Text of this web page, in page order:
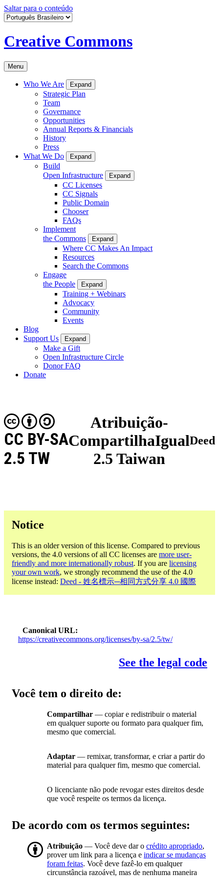
Saltar para o conteúdo
Creative Commons
Menu
Who We Are Expand
Strategic Plan
Team
Governance
Opportunities
Annual Reports & Financials
History
Press
What We Do
Expand
Build
Open Infrastructure
Expand
CC Licenses
CC Signals
Public Domain
Chooser
FAQs
Implement
the Commons
Expand
Where CC Makes An Impact
Resources
Search the Commons
Engage
the People
Expand
Training + Webinars
Advocacy
Community
Events
Blog
Support Us
Expand
Make a Gift
Open Infrastructure Circle
Donor FAQ
Donate
Atribuição-
CompartilhaIgual
2.5 Taiwan
CC BY-SA
2.5 TW
Deed
Notice
This is an older version of this license. Compared to previous
versions, the 4.0 versions of all CC licenses are more user-
friendly and more internationally robust. If you are licensing
your own work, we strongly recommend the use of the 4.0
license instead: Deed - 姓名標示─相同方式分享 4.0 國際
Canonical URL
https://creativecommons.org/licenses/by-sa/2.5/tw/
See the legal code
Você tem o direito de:
Compartilhar — copiar e redistribuir o material
em qualquer suporte ou formato para qualquer fim,
mesmo que comercial.
Adaptar — remixar, transformar, e criar a partir do
material para qualquer fim, mesmo que comercial.
O licenciante não pode revogar estes direitos desde
que você respeite os termos da licença.
De acordo com os termos seguintes:
Atribuição — Você deve dar o crédito apropriado,
prover um link para a licença e indicar se mudanças
foram feitas. Você deve fazê-lo em qualquer
circunstância razoável, mas de nenhuma maneira